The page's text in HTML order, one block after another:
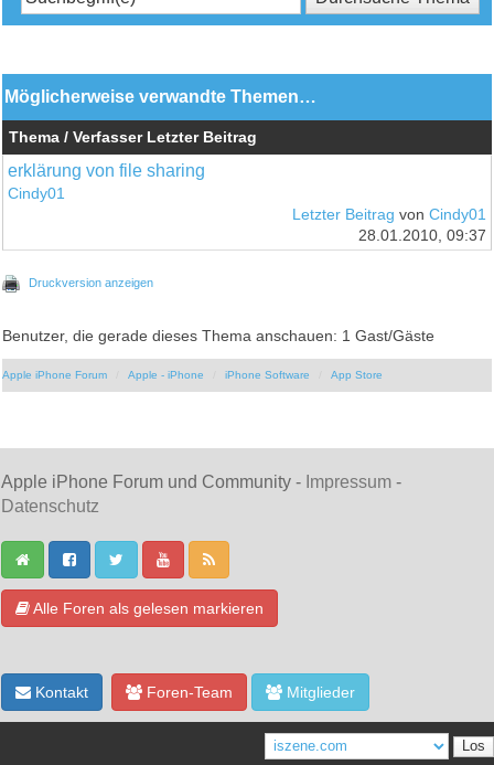
Möglicherweise verwandte Themen…
Thema / Verfasser Letzter Beitrag
erklärung von file sharing
Cindy01
Letzter Beitrag von Cindy01
28.01.2010, 09:37
Druckversion anzeigen
Benutzer, die gerade dieses Thema anschauen: 1 Gast/Gäste
Apple iPhone Forum Apple - iPhone iPhone Software App Store
Apple iPhone Forum und Community - Impressum -
Datenschutz
Alle Foren als gelesen markieren
Kontakt Foren-Team Mitglieder